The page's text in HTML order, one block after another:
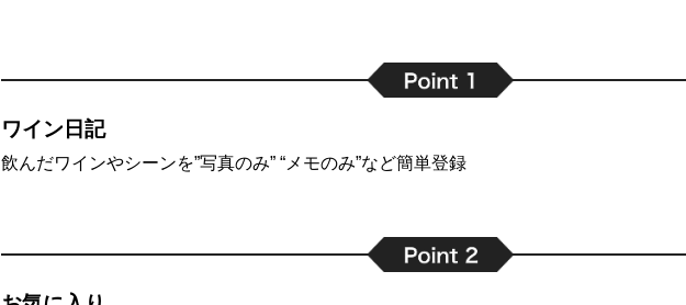
ワイン日記
飲んだワインやシーンを”写真のみ” “メモのみ”など簡単登録